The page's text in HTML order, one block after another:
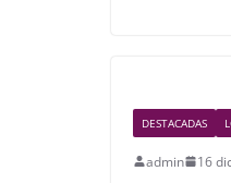
o
k
DESTACADAS
admin 16